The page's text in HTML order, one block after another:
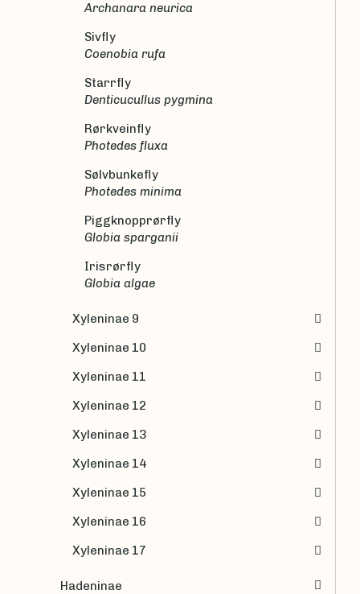
Archanara neurica
Sivfly
Coenobia rufa
Starrfly
Denticucullus pygmina
Rørkveinfly
Photedes fluxa
Sølvbunkefly
Photedes minima
Piggknopprørfly
Globia sparganii
Irisrørfly
Globia algae
Xyleninae 9
Xyleninae 10
Xyleninae 11
Xyleninae 12
Xyleninae 13
Xyleninae 14
Xyleninae 15
Xyleninae 16
Xyleninae 17
Hadeninae